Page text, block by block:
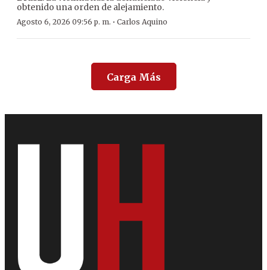
obtenido una orden de alejamiento.
Agosto 6, 2026 09:56 p. m. · Carlos Aquino
Carga Más